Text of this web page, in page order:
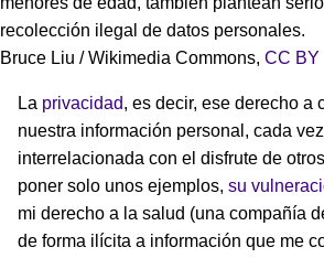
recolección ilegal de datos personales.
Bruce Liu / Wikimedia Commons, CC BY
La privacidad, es decir, ese derecho a
nuestra información personal, cada
interrelacionada con el disfrute de
poner solo unos ejemplos, su
mi derecho a la salud (una compañía
de forma ilícita a información que me